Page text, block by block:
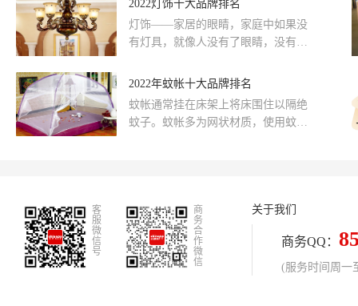
地郎等。
2022灯饰十大品牌排名
灯饰——家居的眼睛，家庭中如果没
有灯具，就像人没有了眼睛，没有眼
在家庭的位置是至关重要的。如今人
上就可以看出，灯具已不仅仅是用来
照明的了，它还可以用来装饰房间。
合您，一起来了解一下这些品牌吧!
2022年蚊帐十大品牌排名
蚊帐通常挂在床架上将床围住以隔绝
蚊子。蚊帐多为网状材质，使用蚊帐
力、产品销量、用户口碑、网友投票
等近百项指标评选出了蚊帐品牌排行
榜，供大家参考选择。
客
服
微
信
号
商
务
合
作
微
信
关于我们
商务QQ：
(服务时间周一